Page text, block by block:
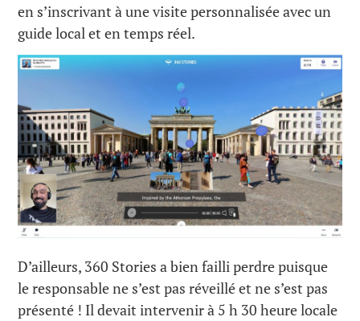
en s’inscrivant à une visite personnalisée avec un
guide local et en temps réel.
D’ailleurs, 360 Stories a bien failli perdre puisque
le responsable ne s’est pas réveillé et ne s’est pas
présenté ! Il devait intervenir à 5 h 30 heure locale